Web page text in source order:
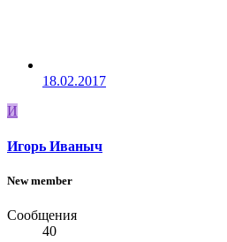
18.02.2017
И
Игорь Иваныч
New member
Сообщения
40